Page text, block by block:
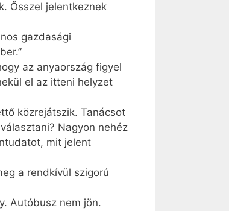
Ősszel jelentkeznek
gazdasági
az anyaország figyel
el az itteni helyzet
közrejátszik. Tanácsot
Nagyon nehéz
mit jelent
a rendkívül szigorú
Autóbusz nem jön.